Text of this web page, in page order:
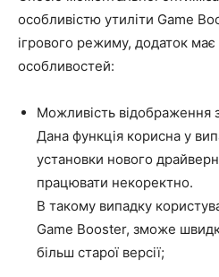
особливістю утиліти Game
ігрового режиму, додаток має
особливостей:
Можливість відображення
Дана функція корисна у
установки нового
працювати некоректно.
В такому випадку
Game Booster, зможе
більш старої версії;